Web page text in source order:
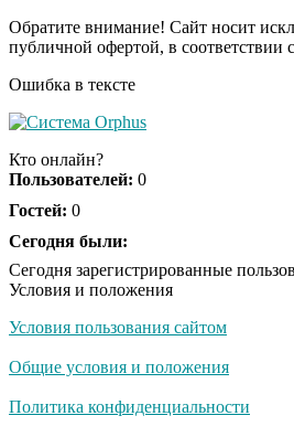
Обратите внимание! Сайт носит
публичной офертой, в соответствии
Ошибка в тексте
Кто онлайн?
Пользователей: 0
Гостей: 0
Сегодня были:
Сегодня зарегистрированные
Условия и положения
Условия пользования сайтом
Общие условия и положения
Политика конфиденциальности